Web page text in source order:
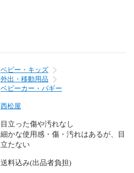
ベビー・キッズ
外出・移動用品
ベビーカー・バギー
西松屋
目立った傷や汚れなし
細かな使用感・傷・汚れはあるが、目
立たない
送料込み(出品者負担)